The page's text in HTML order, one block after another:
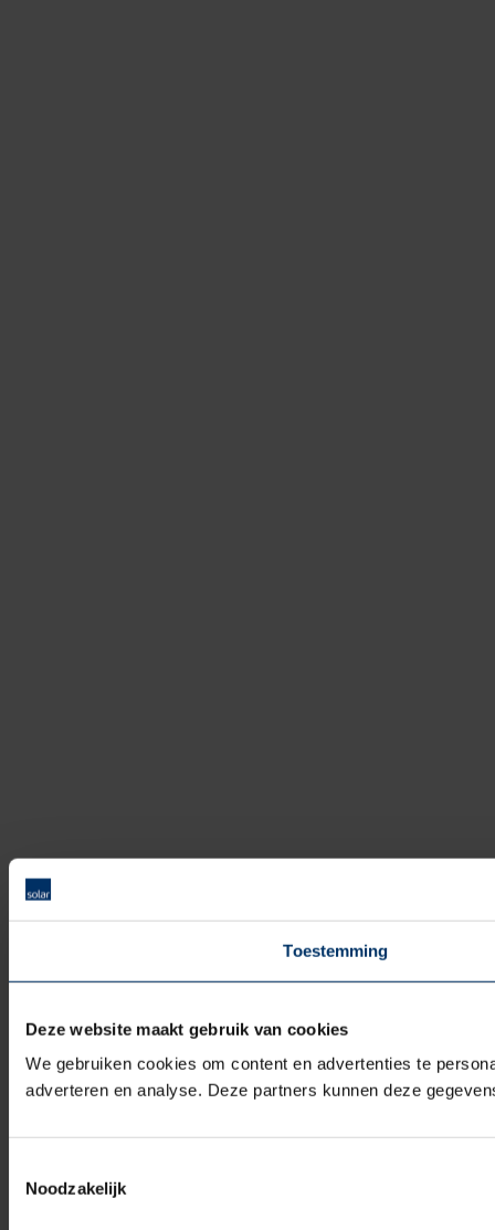
Toestemming
Deze website maakt gebruik van cookies
We gebruiken cookies om content en advertenties te
adverteren en analyse. Deze partners kunnen deze
Noodzakelijk